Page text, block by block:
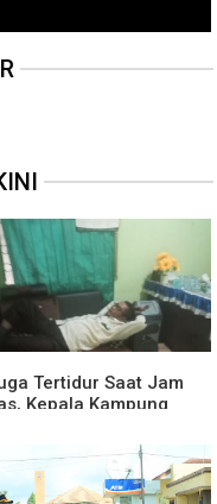
Tertidur Saat Jam
Kepala Kampung